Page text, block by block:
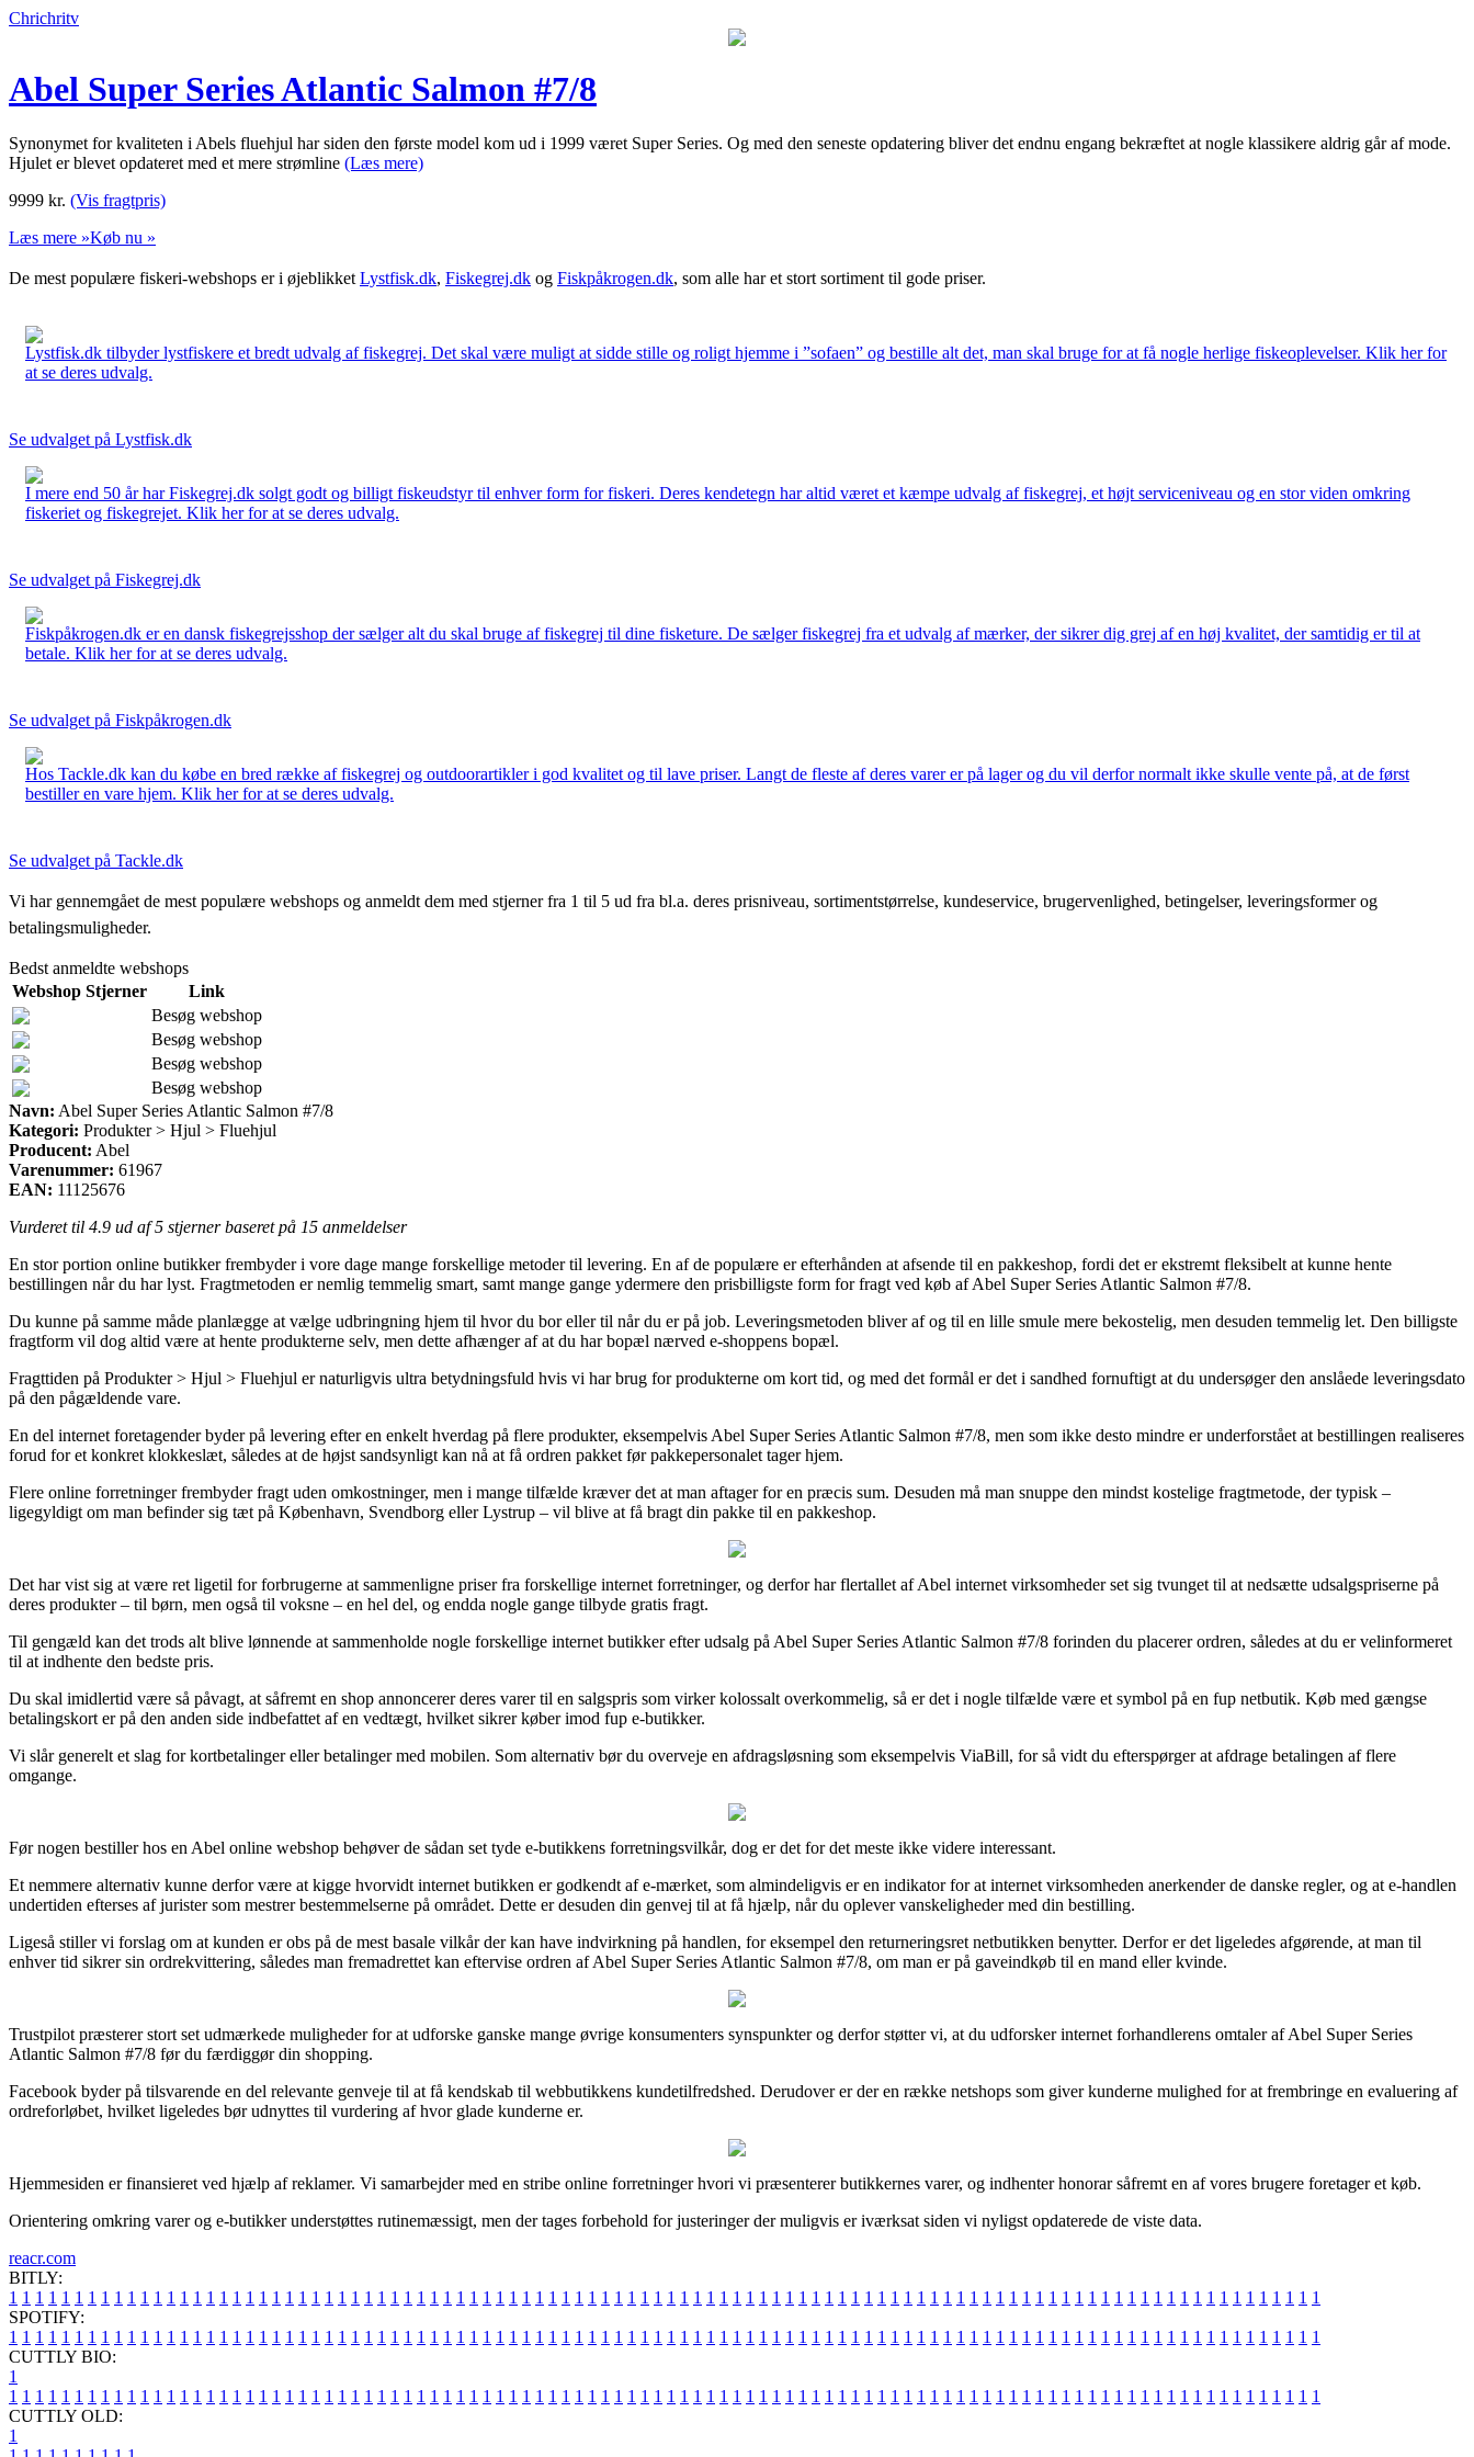
Chrichritv
Abel Super Series Atlantic Salmon #7/8
Synonymet for kvaliteten i Abels fluehjul har siden den første model kom ud i 1999 været Super Series. Og med den seneste opdatering bliver det endnu engang bekræftet at nogle klassikere aldrig går af mode.
Hjulet er blevet opdateret med et mere strømline (Læs mere)
9999 kr. (Vis fragtpris)
Læs mere »Køb nu »
De mest populære fiskeri-webshops er i øjeblikket Lystfisk.dk, Fiskegrej.dk og Fiskpåkrogen.dk, som alle har et stort sortiment til gode priser.
Lystfisk.dk tilbyder lystfiskere et bredt udvalg af fiskegrej. Det skal være muligt at sidde stille og roligt hjemme i ”sofaen” og bestille alt det, man skal bruge for at få nogle herlige fiskeoplevelser. Klik her for
at se deres udvalg.
Se udvalget på Lystfisk.dk
I mere end 50 år har Fiskegrej.dk solgt godt og billigt fiskeudstyr til enhver form for fiskeri. Deres kendetegn har altid været et kæmpe udvalg af fiskegrej, et højt serviceniveau og en stor viden omkring
fiskeriet og fiskegrejet. Klik her for at se deres udvalg.
Se udvalget på Fiskegrej.dk
Fiskpåkrogen.dk er en dansk fiskegrejsshop der sælger alt du skal bruge af fiskegrej til dine fisketure. De sælger fiskegrej fra et udvalg af mærker, der sikrer dig grej af en høj kvalitet, der samtidig er til at
betale. Klik her for at se deres udvalg.
Se udvalget på Fiskpåkrogen.dk
Hos Tackle.dk kan du købe en bred række af fiskegrej og outdoorartikler i god kvalitet og til lave priser. Langt de fleste af deres varer er på lager og du vil derfor normalt ikke skulle vente på, at de først
bestiller en vare hjem. Klik her for at se deres udvalg.
Se udvalget på Tackle.dk
Vi har gennemgået de mest populære webshops og anmeldt dem med stjerner fra 1 til 5 ud fra bl.a. deres prisniveau, sortimentstørrelse, kundeservice, brugervenlighed, betingelser, leveringsformer og
betalingsmuligheder.
Bedst anmeldte webshops
Webshop Stjerner
Link
Besøg webshop
Besøg webshop
Besøg webshop
Besøg webshop
Navn: Abel Super Series Atlantic Salmon #7/8
Kategori: Produkter > Hjul > Fluehjul
Producent: Abel
Varenummer: 61967
EAN: 11125676
Vurderet til 4.9 ud af 5 stjerner baseret på 15 anmeldelser
En stor portion online butikker frembyder i vore dage mange forskellige metoder til levering. En af de populære er efterhånden at afsende til en pakkeshop, fordi det er ekstremt fleksibelt at kunne hente
bestillingen når du har lyst. Fragtmetoden er nemlig temmelig smart, samt mange gange ydermere den prisbilligste form for fragt ved køb af Abel Super Series Atlantic Salmon #7/8.
Du kunne på samme måde planlægge at vælge udbringning hjem til hvor du bor eller til når du er på job. Leveringsmetoden bliver af og til en lille smule mere bekostelig, men desuden temmelig let. Den billigste
fragtform vil dog altid være at hente produkterne selv, men dette afhænger af at du har bopæl nærved e-shoppens bopæl.
Fragttiden på Produkter > Hjul > Fluehjul er naturligvis ultra betydningsfuld hvis vi har brug for produkterne om kort tid, og med det formål er det i sandhed fornuftigt at du undersøger den anslåede leveringsdato
på den pågældende vare.
En del internet foretagender byder på levering efter en enkelt hverdag på flere produkter, eksempelvis Abel Super Series Atlantic Salmon #7/8, men som ikke desto mindre er underforstået at bestillingen realiseres
forud for et konkret klokkeslæt, således at de højst sandsynligt kan nå at få ordren pakket før pakkepersonalet tager hjem.
Flere online forretninger frembyder fragt uden omkostninger, men i mange tilfælde kræver det at man aftager for en præcis sum. Desuden må man snuppe den mindst kostelige fragtmetode, der typisk –
ligegyldigt om man befinder sig tæt på København, Svendborg eller Lystrup – vil blive at få bragt din pakke til en pakkeshop.
Det har vist sig at være ret ligetil for forbrugerne at sammenligne priser fra forskellige internet forretninger, og derfor har flertallet af Abel internet virksomheder set sig tvunget til at nedsætte udsalgspriserne på
deres produkter – til børn, men også til voksne – en hel del, og endda nogle gange tilbyde gratis fragt.
Til gengæld kan det trods alt blive lønnende at sammenholde nogle forskellige internet butikker efter udsalg på Abel Super Series Atlantic Salmon #7/8 forinden du placerer ordren, således at du er velinformeret
til at indhente den bedste pris.
Du skal imidlertid være så påvagt, at såfremt en shop annoncerer deres varer til en salgspris som virker kolossalt overkommelig, så er det i nogle tilfælde være et symbol på en fup netbutik. Køb med gængse
betalingskort er på den anden side indbefattet af en vedtægt, hvilket sikrer køber imod fup e-butikker.
Vi slår generelt et slag for kortbetalinger eller betalinger med mobilen. Som alternativ bør du overveje en afdragsløsning som eksempelvis ViaBill, for så vidt du efterspørger at afdrage betalingen af flere
omgange.
Før nogen bestiller hos en Abel online webshop behøver de sådan set tyde e-butikkens forretningsvilkår, dog er det for det meste ikke videre interessant.
Et nemmere alternativ kunne derfor være at kigge hvorvidt internet butikken er godkendt af e-mærket, som almindeligvis er en indikator for at internet virksomheden anerkender de danske regler, og at e-handlen
undertiden efterses af jurister som mestrer bestemmelserne på området. Dette er desuden din genvej til at få hjælp, når du oplever vanskeligheder med din bestilling.
Ligeså stiller vi forslag om at kunden er obs på de mest basale vilkår der kan have indvirkning på handlen, for eksempel den returneringsret netbutikken benytter. Derfor er det ligeledes afgørende, at man til
enhver tid sikrer sin ordrekvittering, således man fremadrettet kan eftervise ordren af Abel Super Series Atlantic Salmon #7/8, om man er på gaveindkøb til en mand eller kvinde.
Trustpilot præsterer stort set udmærkede muligheder for at udforske ganske mange øvrige konsumenters synspunkter og derfor støtter vi, at du udforsker internet forhandlerens omtaler af Abel Super Series
Atlantic Salmon #7/8 før du færdiggør din shopping.
Facebook byder på tilsvarende en del relevante genveje til at få kendskab til webbutikkens kundetilfredshed. Derudover er der en række netshops som giver kunderne mulighed for at frembringe en evaluering af
ordreforløbet, hvilket ligeledes bør udnyttes til vurdering af hvor glade kunderne er.
Hjemmesiden er finansieret ved hjælp af reklamer. Vi samarbejder med en stribe online forretninger hvori vi præsenterer butikkernes varer, og indhenter honorar såfremt en af vores brugere foretager et køb.
Orientering omkring varer og e-butikker understøttes rutinemæssigt, men der tages forbehold for justeringer der muligvis er iværksat siden vi nyligst opdaterede de viste data.
reacr.com
BITLY:
1 1 1 1 1 1 1 1 1 1 1 1 1 1 1 1 1 1 1 1 1 1 1 1 1 1 1 1 1 1 1 1 1 1 1 1 1 1 1 1 1 1 1 1 1 1 1 1 1 1 1 1 1 1 1 1 1 1 1 1 1 1 1 1 1 1 1 1 1 1 1 1 1 1 1 1 1 1 1 1 1 1 1 1 1 1 1 1 1 1 1 1 1 1 1 1 1 1 1 1
SPOTIFY:
1 1 1 1 1 1 1 1 1 1 1 1 1 1 1 1 1 1 1 1 1 1 1 1 1 1 1 1 1 1 1 1 1 1 1 1 1 1 1 1 1 1 1 1 1 1 1 1 1 1 1 1 1 1 1 1 1 1 1 1 1 1 1 1 1 1 1 1 1 1 1 1 1 1 1 1 1 1 1 1 1 1 1 1 1 1 1 1 1 1 1 1 1 1 1 1 1 1 1 1
CUTTLY BIO:
1
1 1 1 1 1 1 1 1 1 1 1 1 1 1 1 1 1 1 1 1 1 1 1 1 1 1 1 1 1 1 1 1 1 1 1 1 1 1 1 1 1 1 1 1 1 1 1 1 1 1 1 1 1 1 1 1 1 1 1 1 1 1 1 1 1 1 1 1 1 1 1 1 1 1 1 1 1 1 1 1 1 1 1 1 1 1 1 1 1 1 1 1 1 1 1 1 1 1 1 1
CUTTLY OLD:
1